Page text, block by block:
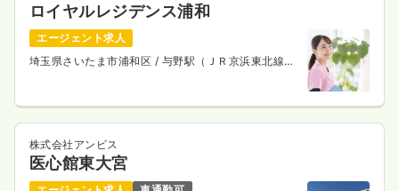
透析 正・准看護師 一般病院
給与 26.7万円/月
※経験5年の例
時間 8:30～17:30（休憩60分）
ロイヤルレジデンス浦和
エージェント求人
埼玉県さいたま市浦和区 / 与野駅（ＪＲ京浜東北線）
株式会社アンビス
医心館東大宮